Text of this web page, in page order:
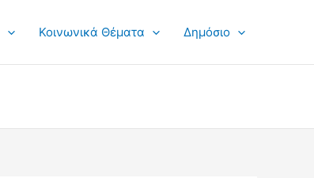
Κοινωνικά Θέματα Δημόσιο